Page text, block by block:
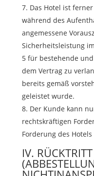
Das Hotel ist
während des
angemessene
Sicherheitsleistung
5 für bestehende
dem Vertrag zu
bereits gemäß
geleistet wurde.
Der Kunde kann
rechtskräftigen
Forderung des
IV.